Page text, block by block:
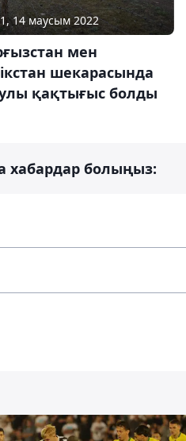
14 маусым 2022
мен
шекарасында
қақтығыс болды
хабардар болыңыз: